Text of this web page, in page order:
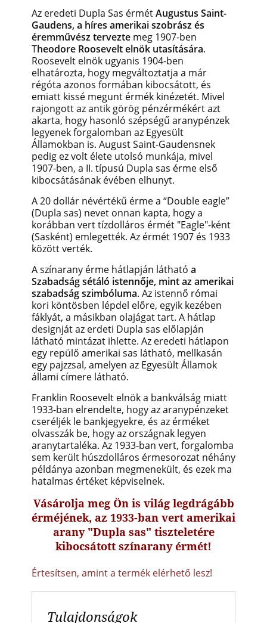
Az eredeti Dupla Sas érmétAugustus Saint-
Gaudens, a híres amerikai szobrász és
éremművész tervezte meg 1907-ben
Theodore Roosevelt elnök utasítására.
Roosevelt elnök ugyanis 1904-ben
elhatározta, hogy megváltoztatja a már
régóta azonos formában kibocsátott, és
emiatt kissé megunt érmék kinézetét. Mivel
rajongott az antik görög pénzérmékért azt
akarta, hogy hasonló szépségű aranypénzek
legyenek forgalomban az Egyesült
Államokban is. August Saint-Gaudensnek
pedig ez volt élete utolsó munkája, mivel
1907-ben, a II. típusú Dupla sas érme első
kibocsátásának évében elhunyt.
A 20 dollár névértékű érme a “Double eagle”
(Dupla sas) nevet onnan kapta, hogy a
korábban vert tízdolláros érmét "Eagle"-ként
(Sasként) emlegették. Az érmét 1907 és 1933
között verték.
A színarany érme hátlapján látható a
Szabadság sétáló istennője, mint az amerikai
szabadság szimbóluma. Az istennő római
kori köntösben lépdel előre, egyik kezében
fáklyát, a másikban olajágat tart. A hátlap
designját az erdeti Dupla sas előlapján
látható mintázat ihlette. Az eredeti hátlapon
egy repülő amerikai sas látható, mellkasán
egy pajzzsal, amelyen az Egyesült Államok
állami címere látható.
Franklin Roosevelt elnök a bankválság miatt
1933-ban elrendelte, hogy az aranypénzeket
cseréljék le bankjegyekre, és az érméket
olvasszák be, hogy az országnak legyen
aranytartaléka. Az 1933-ban vert, forgalomba
sem került húszdolláros érmesorozat néhány
példánya azonban megmenekült, és ezek ma
hatalmas értéket képviselnek.
Vásárolja meg Ön is világ legdrágább
érméjének, az 1933-ban vert amerikai
arany "Dupla sas" tiszteletére
kibocsátott színarany érmét!
Értesítsen, amint a termék elérhető lesz!
Tulajdonságok